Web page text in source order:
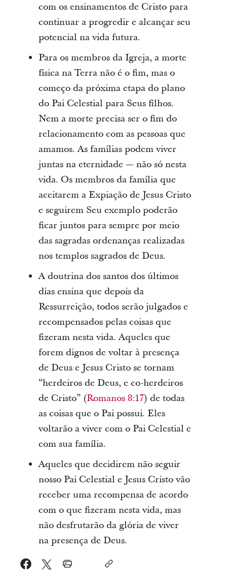
com os ensinamentos de Cristo para
continuar a progredir e alcançar seu
potencial na vida futura.
Para os membros da Igreja, a morte
física na Terra não é o fim, mas o
começo da próxima etapa do plano
do Pai Celestial para Seus filhos.
Nem a morte precisa ser o fim do
relacionamento com as pessoas que
amamos. As famílias podem viver
juntas na eternidade — não só nesta
vida. Os membros da família que
aceitarem a Expiação de Jesus Cristo
e seguirem Seu exemplo poderão
ficar juntos para sempre por meio
das sagradas ordenanças realizadas
nos templos sagrados de Deus.
A doutrina dos santos dos últimos
dias ensina que depois da
Ressurreição, todos serão julgados e
recompensados pelas coisas que
fizeram nesta vida. Aqueles que
forem dignos de voltar à presença
de Deus e Jesus Cristo se tornam
“herdeiros de Deus, e co-herdeiros
de Cristo” (Romanos 8:17) de todas
as coisas que o Pai possui. Eles
voltarão a viver com o Pai Celestial e
com sua família.
Aqueles que decidirem não seguir
nosso Pai Celestial e Jesus Cristo vão
receber uma recompensa de acordo
com o que fizeram nesta vida, mas
não desfrutarão da glória de viver
na presença de Deus.